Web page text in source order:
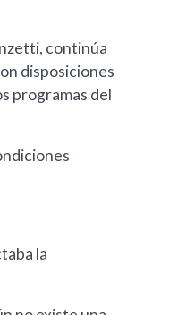
continúa
disposiciones
programas del
la